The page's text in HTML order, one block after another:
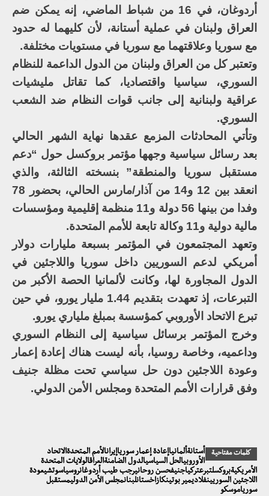
أردوغان، في 16 من شباط الماضي، إنه يمكن ضم
العراق ولبنان في عملية أستانة، لأن كليهما له حدود
مع سوريا وعلاقتهما مع سوريا في مستويات مختلفة.
وتعتبر كل من العراق ولبنان من الدول الداعمة للنظام
السوري، سياسيا واقتصاديا، كما تقاتل مليشيات
عراقية ولبنانية إلى جانب قوات النظام ضد الشعب
السوري.
وتأتي المحادثات المزمع عقدها نهاية الشهر الحالي
بعد رسائل سياسية وجهها مؤتمر بروكسل حول “دعم
مستقبل سوريا والمنطقة” بنسخته الثالثة، والذي
انعقد بين 12 و14 من آذار/مارس الحالي، بحضور 78
وفدا من بينها 56 دولة و11 منظمة إقليمية ومؤسسات
مالية دولية و11 وكالة تابعة للأمم المتحدة.
وتعهد المجتمعون في المؤتمر بسبعة مليارات دولار
أمريكي لدعم السوريين داخل سوريا واللاجئين في
الدول المجاورة لها، وكانت لألمانيا الحصة الأكبر من
التبرعات، إذ تعهدت بتقديم 1.44 مليار يورو، في حين
تبرع الاتحاد الأوروبي كمؤسسة بمبلغ ملياري يورو.
وخرج المؤتمر برسائل سياسية إلى النظام السوري
وداعميه، وخاصة روسيا، بأنه ليست هناك إعادة إعمار
وعودة اللاجئين دون حل سياسي تحت مظلة جنيف
وفق قرارات الأمم المتحدة ومجلس الأمن الدولي.
كلمات مفتاحية
أستانةألمانياإعادة إعمار سورياإيرانالأمم المتحدةالاتحاد
الأوروبيالحل السياسيالدول الضامنةالعراقالولايات المتحدة
الأمريكيةبروكسلتبرعتركياجنيفحسن روحانيرجب طيب أردوغانروسياسوتشيعودة
اللاجئين السوريينفلاديمير بوتينكازاخستانلبنانمجلس الأمن الدوليمستقبل
سورياموسكو